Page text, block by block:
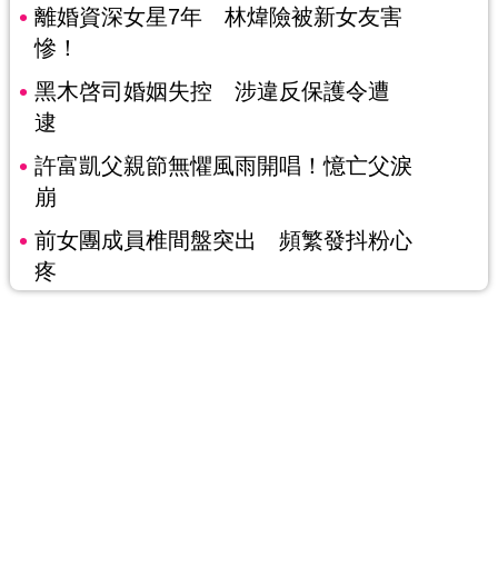
離婚資深女星7年 林煒險被新女友害
慘！
黑木啓司婚姻失控 涉違反保護令遭
逮
許富凱父親節無懼風雨開唱！憶亡父淚
崩
前女團成員椎間盤突出 頻繁發抖粉心
疼